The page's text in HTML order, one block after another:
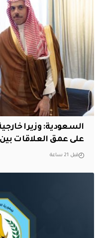
السعودية: وزيرا
على عمق العلاقات
قبل 21 ساعة